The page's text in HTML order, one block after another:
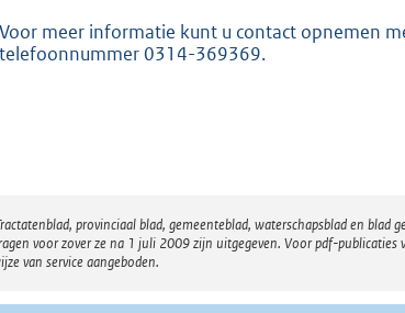
Voor meer informatie kunt u contact opnemen
telefoonnummer 0314-369369.
provinciaal blad, gemeenteblad, waterschapsblad en
voor zover ze na 1 juli 2009 zijn uitgegeven. Voor pdf-
van service aangeboden.